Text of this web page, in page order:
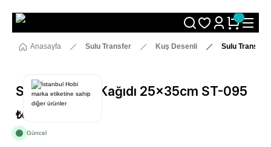
Size Özel "HG10" Koduyla Sepette Hemen %10 İndirimi Kaçırma
Anasayfa Sulu Transfer Kuş Desenli Sulu Transfer
Sulu Transfer Kağıdı 25x35cm ST-095
₺69
Güncel